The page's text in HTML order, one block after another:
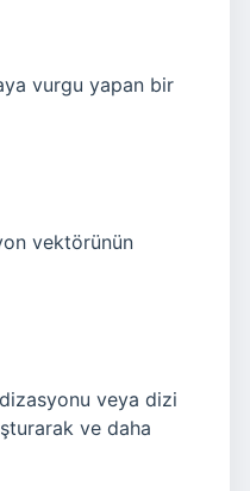
vurgu yapan bir
vektörünün
veya dizi
ve daha